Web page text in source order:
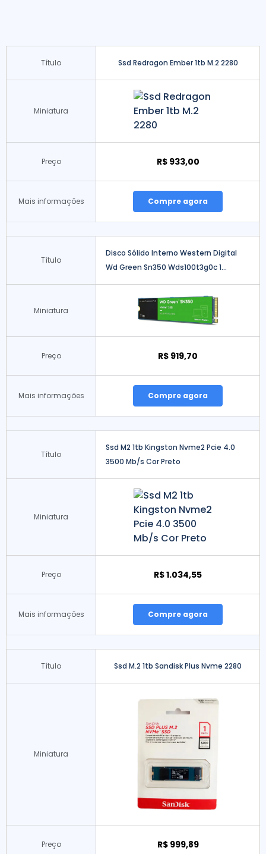
Título Ssd Redragon Ember 1tb M.2 2280
Miniatura
Preço R$ 933,00
Mais informações Compre agora
Título
Disco Sólido Interno Western Digital
Wd Green Sn350 Wds100t3g0c 1...
Miniatura
Preço R$ 919,70
Mais informações Compre agora
Título
Ssd M2 1tb Kingston Nvme2 Pcie 4.0
3500 Mb/s Cor Preto
Miniatura
Preço R$ 1.034,55
Mais informações Compre agora
Título Ssd M.2 1tb Sandisk Plus Nvme 2280
Miniatura
Preço R$ 999,89